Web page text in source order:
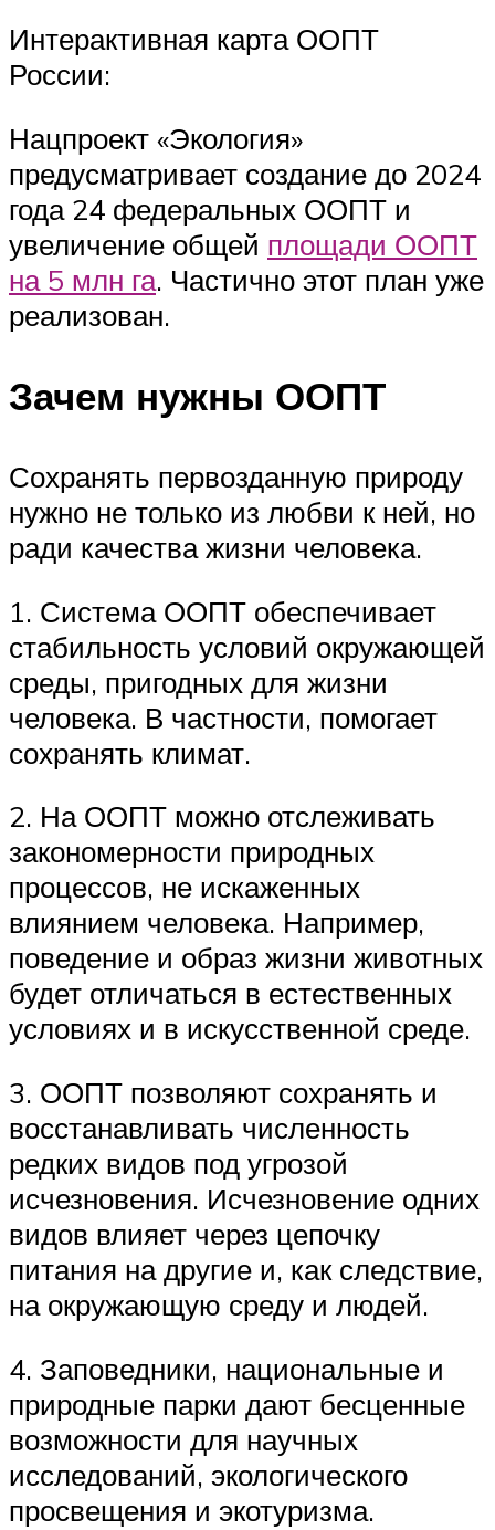
Интерактивная карта ООПТ
России:
Нацпроект «Экология»
предусматривает создание до 2024
года 24 федеральных ООПТ и
увеличение общей площади ООПТ
на 5 млн га. Частично этот план уже
реализован.
Зачем нужны ООПТ
Сохранять первозданную природу
нужно не только из любви к ней, но
ради качества жизни человека.
1. Система ООПТ обеспечивает
стабильность условий окружающей
среды, пригодных для жизни
человека. В частности, помогает
сохранять климат.
2. На ООПТ можно отслеживать
закономерности природных
процессов, не искаженных
влиянием человека. Например,
поведение и образ жизни животных
будет отличаться в естественных
условиях и в искусственной среде.
3. ООПТ позволяют сохранять и
восстанавливать численность
редких видов под угрозой
исчезновения. Исчезновение одних
видов влияет через цепочку
питания на другие и, как следствие,
на окружающую среду и людей.
4. Заповедники, национальные и
природные парки дают бесценные
возможности для научных
исследований, экологического
просвещения и экотуризма.